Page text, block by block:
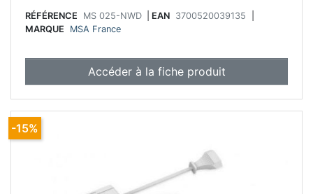
RÉFÉRENCE MS 025-NWD EAN 3700520039135
MARQUE
MSA France
Accéder à la fiche produit
-15%